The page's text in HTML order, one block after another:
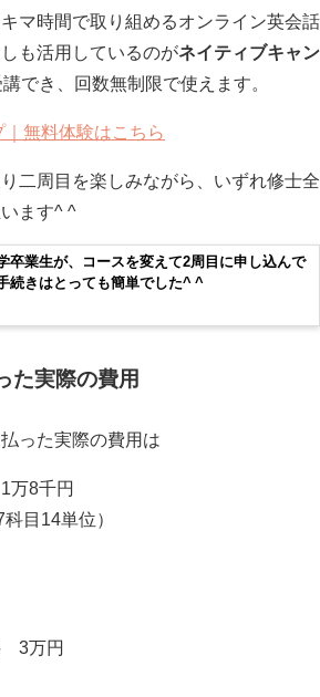
マ時間で取り組めるオンライン英会話
も活用しているのがネイティブキャン
でき、回数無制限で使えます。
無料体験はこちら
二周目を楽しみながら、いずれ修士全
ます^ ^
卒業生が、コースを変えて2周目に申し込んで
続きはとっても簡単でした^ ^
た実際の費用
った実際の費用は
8千円
目14単位）
3万円